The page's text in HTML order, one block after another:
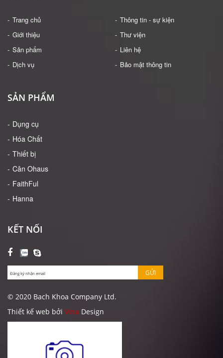
Trang chủ
Giới thiệu
Sản phẩm
Dịch vụ
Thông tin - sự kiện
Thư viện
Liên hệ
Bảo mật thông tin
SẢN PHẨM
Dụng cụ
Hóa Chất
Thiết bị
Cân Ohaus
FaithFul
Hanna
KẾT NỐI
GỬI
© 2020 Bach Khoa Company Ltd.
Thiết kế web bởi Vina Design